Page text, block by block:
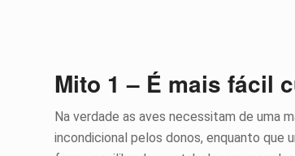
Mito 1 – É mais fácil
Na verdade as aves necessitam de uma
incondicional pelos donos, enquanto que